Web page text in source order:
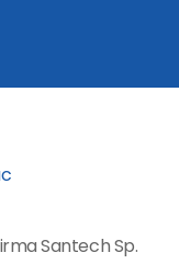
Santech Sp.